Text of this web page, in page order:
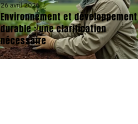
26 avril 2026
Environnement et développement
durable : une clarification
nécessaire